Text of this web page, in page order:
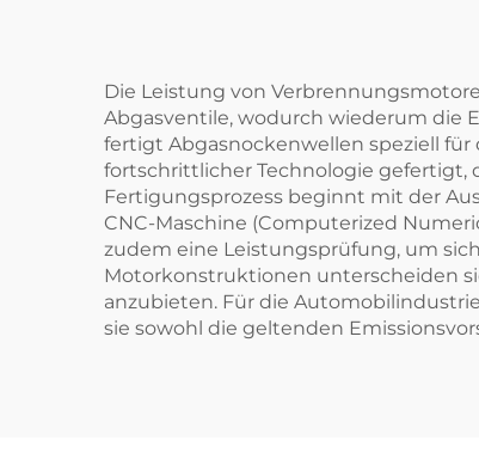
Die Leistung von
Abgasventile, wodurch wiederum die
fertigt Abgasnockenwellen speziell
fortschrittlicher Technologie gefertigt,
Fertigungsprozess beginnt mit der
CNC-Maschine (Computerized
zudem eine Leistungsprüfung, um
Motorkonstruktionen unterscheiden
anzubieten. Für die
sie sowohl die geltenden